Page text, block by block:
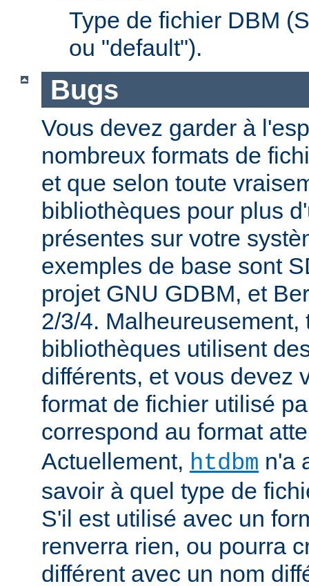
Type de fichier DBM
ou "default").
Bugs
Vous devez garder à
nombreux formats de
et que selon toute
bibliothèques pour plus
présentes sur votre
exemples de base sont
projet GNU GDBM, et
2/3/4. Malheureusement,
bibliothèques utilisent
différents, et vous devez
format de fichier utilisé
correspond au format
Actuellement, htdbm n'a
savoir à quel type de
S'il est utilisé avec un
renverra rien, ou pourra
différent avec un nom